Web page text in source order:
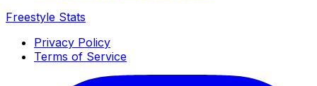
Freestyle Stats
Privacy Policy
Terms of Service